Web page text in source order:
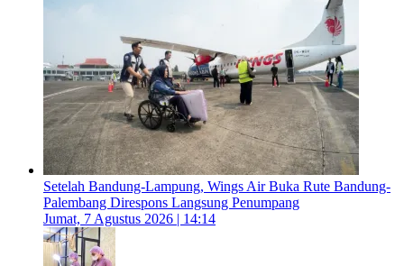
Setelah Bandung-Lampung, Wings Air Buka Rute Bandung-
Palembang Direspons Langsung Penumpang
Jumat, 7 Agustus 2026 | 14:14